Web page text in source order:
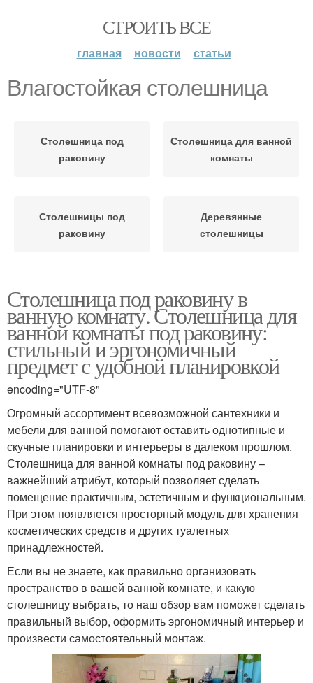
СТРОИТЬ ВСЕ
главная новости статьи
Влагостойкая столешница
Столешница под
раковину
Столешница для ванной
комнаты
Столешницы под
раковину
Деревянные
столешницы
Столешница под раковину в
ванную комнату. Столешница для
ванной комнаты под раковину:
стильный и эргономичный
предмет с удобной планировкой
encoding="UTF-8"
Огромный ассортимент всевозможной сантехники и
мебели для ванной помогают оставить однотипные и
скучные планировки и интерьеры в далеком прошлом.
Столешница для ванной комнаты под раковину –
важнейший атрибут, который позволяет сделать
помещение практичным, эстетичным и функциональным.
При этом появляется просторный модуль для хранения
косметических средств и других туалетных
принадлежностей.
Если вы не знаете, как правильно организовать
пространство в вашей ванной комнате, и какую
столешницу выбрать, то наш обзор вам поможет сделать
правильный выбор, оформить эргономичный интерьер и
произвести самостоятельный монтаж.